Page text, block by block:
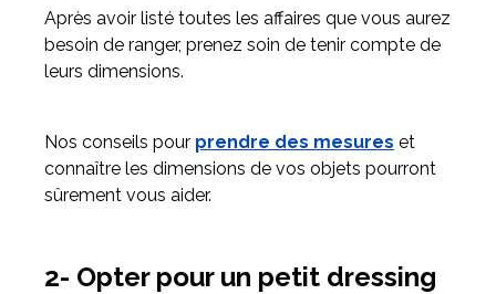
Après avoir listé toutes les affaires que vous aurez
besoin de ranger, prenez soin de tenir compte de
leurs dimensions.
Nos conseils pour prendre des mesures et
connaître les dimensions de vos objets pourront
sûrement vous aider.
2- Opter pour un petit dressing